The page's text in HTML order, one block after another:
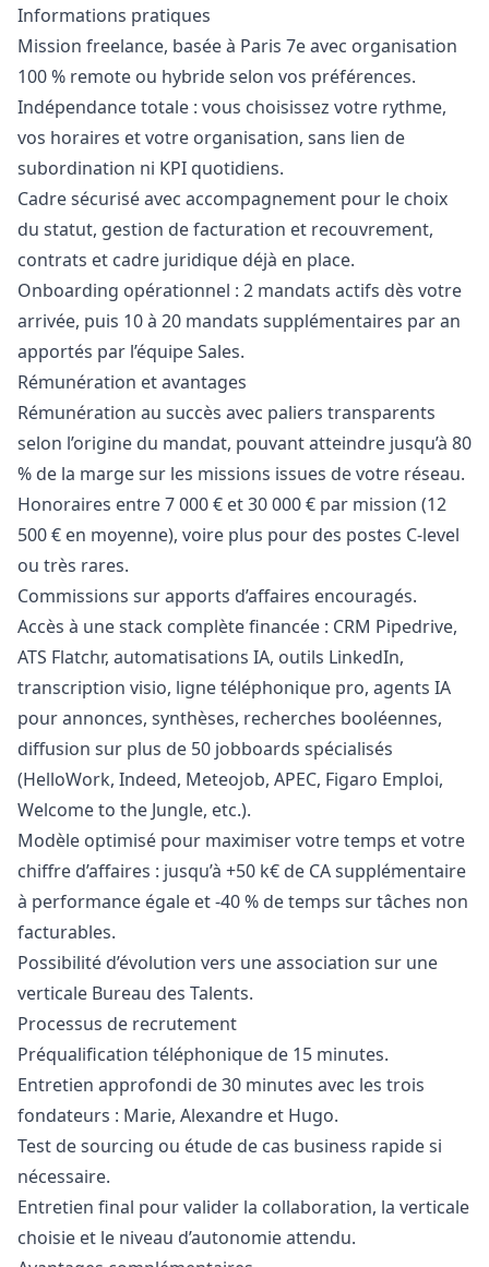
Informations pratiques
Mission freelance, basée à Paris 7e avec organisation
100 % remote ou hybride selon vos préférences.
Indépendance totale : vous choisissez votre rythme,
vos horaires et votre organisation, sans lien de
subordination ni KPI quotidiens.
Cadre sécurisé avec accompagnement pour le choix
du statut, gestion de facturation et recouvrement,
contrats et cadre juridique déjà en place.
Onboarding opérationnel : 2 mandats actifs dès votre
arrivée, puis 10 à 20 mandats supplémentaires par an
apportés par l’équipe Sales.
Rémunération et avantages
Rémunération au succès avec paliers transparents
selon l’origine du mandat, pouvant atteindre jusqu’à 80
% de la marge sur les missions issues de votre réseau.
Honoraires entre 7 000 € et 30 000 € par mission (12
500 € en moyenne), voire plus pour des postes C-level
ou très rares.
Commissions sur apports d’affaires encouragés.
Accès à une stack complète financée : CRM Pipedrive,
ATS Flatchr, automatisations IA, outils LinkedIn,
transcription visio, ligne téléphonique pro, agents IA
pour annonces, synthèses, recherches booléennes,
diffusion sur plus de 50 jobboards spécialisés
(HelloWork, Indeed, Meteojob, APEC, Figaro Emploi,
Welcome to the Jungle, etc.).
Modèle optimisé pour maximiser votre temps et votre
chiffre d’affaires : jusqu’à +50 k€ de CA supplémentaire
à performance égale et -40 % de temps sur tâches non
facturables.
Possibilité d’évolution vers une association sur une
verticale Bureau des Talents.
Processus de recrutement
Préqualification téléphonique de 15 minutes.
Entretien approfondi de 30 minutes avec les trois
fondateurs : Marie, Alexandre et Hugo.
Test de sourcing ou étude de cas business rapide si
nécessaire.
Entretien final pour valider la collaboration, la verticale
choisie et le niveau d’autonomie attendu.